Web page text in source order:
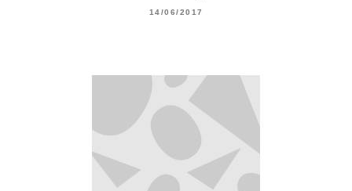
14/06/2017